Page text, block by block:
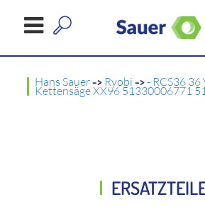
Hans Sauer-> Ryobi ->- RCS36 36
Kettensäge XX96 51330006771